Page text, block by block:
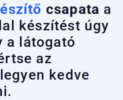
csapata a
készítést úgy
a látogató
az
kedve